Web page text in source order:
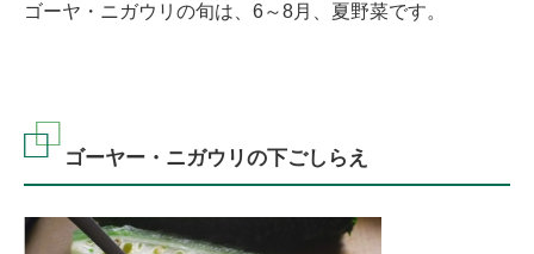
ゴーヤ・ニガウリの旬は、6～8月、夏野菜です。
ゴーヤー・ニガウリの下ごしらえ